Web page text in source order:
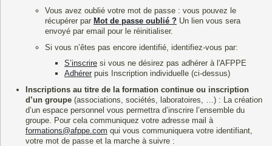
Vous avez oublié votre mot de passe : vous pouvez le
récupérer par Mot de passe oublié ?Un lien vous sera
envoyé par email pour le réinitialiser.
Si vous n’êtes pas encore identifié, identifiez-vous par:
S’inscriresi vous ne désirez pas adhérer à l'AFPPE
Adhérerpuis Inscription individuelle (ci-dessus)
Inscriptions au titre de la formation continue ou inscription
d’un groupe(associations, sociétés, laboratoires, …) : La création
d’un espace personnel vous permettra d’inscrire l’ensemble du
groupe. Pour cela communiquez votre adresse mail à
formations@afppe.com qui vous communiquera votre identifiant,
votre mot de passe et la marche à suivre :